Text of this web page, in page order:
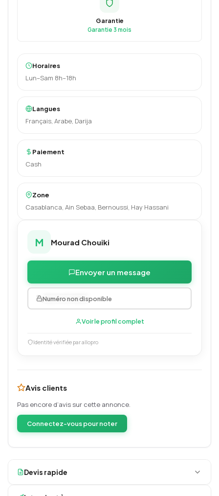
Garantie
Garantie 3 mois
Horaires
Lun–Sam 8h–18h
Langues
Français, Arabe, Darija
Paiement
Cash
Zone
Casablanca, Ain Sebaa, Bernoussi, Hay Hassani
M Mourad Chouiki
Envoyer un message
0634459003
Numéro non disponible
Voir le profil complet
Identité vérifiée par allopro
Avis clients
Pas encore d’avis sur cette annonce.
Connectez-vous pour noter
Devis rapide